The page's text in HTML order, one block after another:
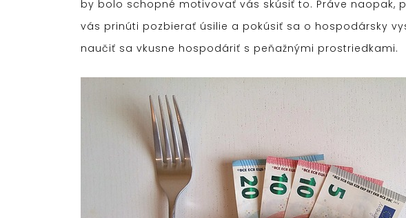
by bolo schopné motivovať vás skúsiť to. Práve
vás prinúti pozbierať úsilie a pokúsiť sa o hospodársky
naučiť sa vkusne hospodáriť s peňažnými prostriedkami.